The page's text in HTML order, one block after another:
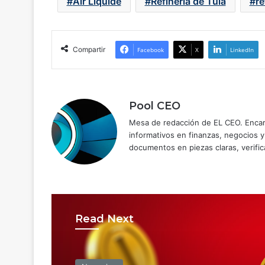
Compartir Facebook X LinkedIn
Pool CEO
Mesa de redacción de EL CEO.
informativos en finanzas, negocios
documentos en piezas claras,
Read Next